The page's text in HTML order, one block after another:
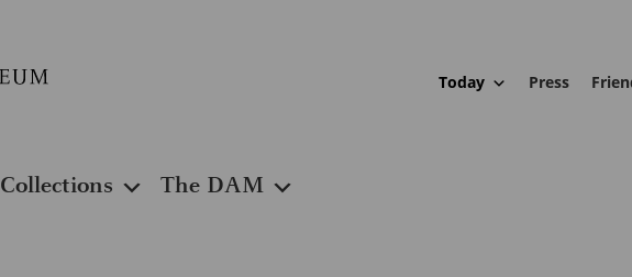
Today Press
Collections The DAM